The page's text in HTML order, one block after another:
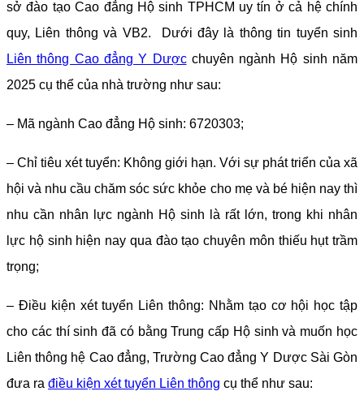
sở đào tạo Cao đẳng Hộ sinh TPHCM uy tín ở cả hệ chính
quy, Liên thông và VB2. Dưới đây là thông tin tuyển sinh
Liên thông Cao đẳng Y Dượcchuyên ngành Hộ sinh năm
2025 cụ thể của nhà trường như sau:
– Mã ngành Cao đẳng Hộ sinh: 6720303;
– Chỉ tiêu xét tuyển: Không giới hạn. Với sự phát triển của xã
hội và nhu cầu chăm sóc sức khỏe cho mẹ và bé hiện nay thì
nhu cần nhân lực ngành Hộ sinh là rất lớn, trong khi nhân
lực hộ sinh hiện nay qua đào tạo chuyên môn thiếu hụt trầm
trọng;
– Điều kiện xét tuyển Liên thông: Nhằm tạo cơ hội học tập
cho các thí sinh đã có bằng Trung cấp Hộ sinh và muốn học
Liên thông hệ Cao đẳng, Trường Cao đẳng Y Dược Sài Gòn
đưa ra điều kiện xét tuyển Liên thông cụ thể như sau: